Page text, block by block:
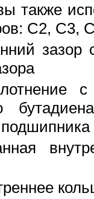
также
С2,
зазор